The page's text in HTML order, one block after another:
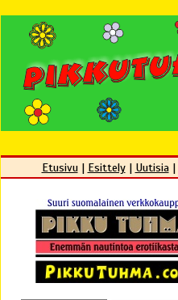
Etusivu| Esittely| Uutisia|